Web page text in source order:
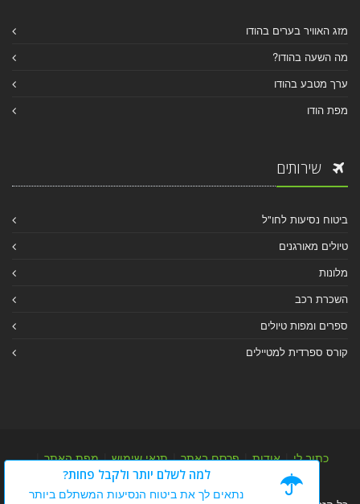
מזג האוויר בערים בהודו
מה השעה בהודו?
ערך מטבע בהודו
מפת הודו
שירותים
ביטוח נסיעות לחו"ל
טיולים מאורגנים
מלונות
השכרת רכב
ספרים ומפות טיולים
קורס ספרדית למטיילים
כתוב לי|אודות|פרסם באתר|תנאי שימוש|מפת האתר|
מפת אלבום|מפת מאמרי מידע
למה לשלם יותר ולקבל פחות?
נתאים לך את ביטוח הנסיעות המשתלם ביותר